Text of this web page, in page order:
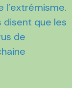
l’extrémisme.
disent que les
de